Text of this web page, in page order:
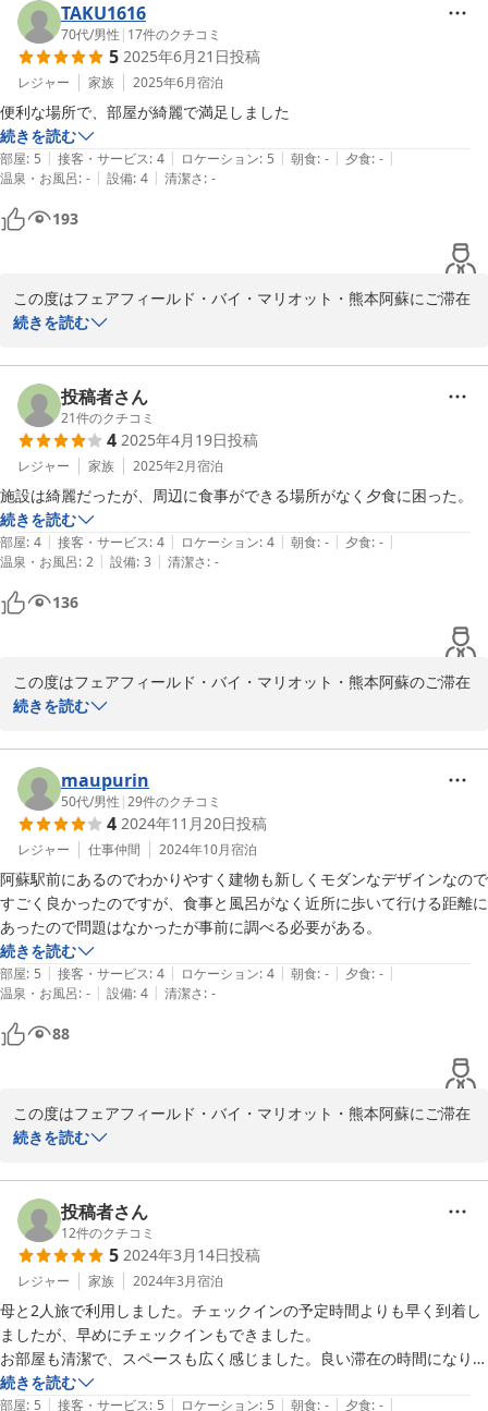
TAKU1616
70代/男性 | 17件のクチコミ
5 2025年6月21日投稿
レジャー 家族 2025年6月宿泊
便利な場所で、部屋が綺麗で満足しました
続きを読む
部屋: 5 | 接客・サービス: 4 | ロケーション: 5 | 朝食: - | 夕食: - |
温泉・お風呂: - | 設備: 4 | 清潔さ: -
193
この度はフェアフィールド・バイ・マリオット・熊本阿蘇にご滞在
を頂きまして
見・ご感想をお寄せ
下さいました事に重ねて御礼を申し上げます。
ホテルが立地しております阿蘇周辺は、阿蘇山、大観峰などの観光
名所以外にも
未知の魅力に溢れた素晴らしい地域や見どころがまだまだございま
す。
近い将来、再び当地にお立ちより頂き、心に残る更に深化したご滞
在体験を頂けます様
この度は誠にありがとうございました。
フェアフィールド・バイ・マリオット・熊本阿蘇
2025-06-21
続きを読む
投稿者さん
21件のクチコミ
4 2025年4月19日投稿
レジャー 家族 2025年2月宿泊
施設は綺麗だったが、周辺に食事ができる場所がなく夕食に困った。
続きを読む
部屋: 4 | 接客・サービス: 4 | ロケーション: 4 | 朝食: - | 夕食: - |
温泉・お風呂: 2 | 設備: 3 | 清潔さ: -
136
この度はフェアフィールド・バイ・マリオット・熊本阿蘇のご滞在
を頂きまして誠にありがとうございました。又、ご滞在に関します
上げます。
が
頂戴致しました周辺に食事できるところが少なかったことに付きま
しては、関係各位の間で検証・共有をさせて頂き、今後のより良い
ご滞在体験を実現する為の参考として活用をさせて頂きます。
ホテルが立地しております阿蘇周辺は、阿蘇山、大観峰などの観光
名所以外にも
未知の魅力に溢れた素晴らしい地域や見どころがまだまだございま
す。
近い将来、再び当地にお立ちより頂き、更に心に残る深化したご滞
在体験を頂けます様
この度は誠にありがとうございました。
フェアフィールド・バイ・マリオット・熊本阿蘇
フロント
2025-04-20
続きを読む
maupurin
50代/男性 |29件のクチコミ
4 2024年11月20日投稿
レジャー 仕事仲間 2024年10月宿泊
阿蘇駅前にあるのでわかりやすく建物も新しくモダンなデザインなので
すごく良かったのですが、食事と風呂がなく近所に歩いて行ける距離に
あったので問題はなかったが事前に調べる必要がある。
続きを読む
部屋: 5 | 接客・サービス: 4 | ロケーション: 4 | 朝食: - | 夕食: - |
温泉・お風呂: - | 設備: 4 | 清潔さ: -
88
この度はフェアフィールド・バイ・マリオット・熊本阿蘇にご滞在
を頂きまして誠にありがとうございました。
又、ご滞在に関します貴重なご意見・ご感想をお寄せ下さいました
事に重ねて御礼を申し上げます。
当ホテルは、地域活性のために周辺の温泉やお食事処の情報を提供
し運営しております。ただしお客様に内容が行き届いてなかったの
は事実です。
何卒ご理解頂ければ幸いです。
ホテルが立地しております阿蘇周辺は、阿蘇山、大観峰などの観光
続きを読む
投稿者さん
12件のクチコミ
5 2024年3月14日投稿
レジャー 家族 2024年3月宿泊
母と2人旅で利用しました。チェックインの予定時間よりも早く到着し
ましたが、早めにチェックインもできました。
お部屋も清潔で、スペースも広く感じました。良い滞在の時間になりま
した。
続きを読む
部屋: 5 | 接客・サービス: 5 | ロケーション: 5 | 朝食: - | 夕食: - |